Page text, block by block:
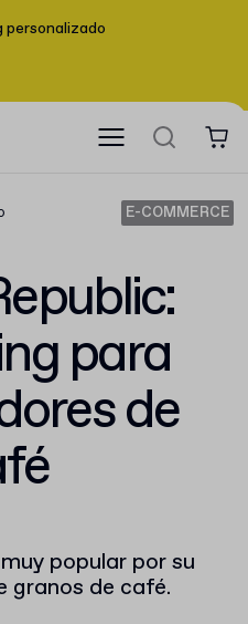
personalizado
para
de
E-COMMERCE
popular por su
granos de café.